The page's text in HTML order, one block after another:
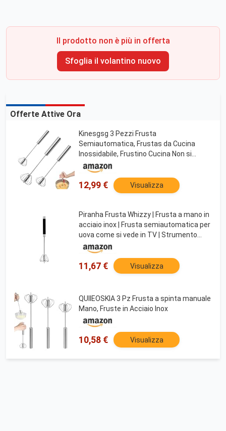
Il prodotto non è più in offerta
Sfoglia il volantino nuovo
Offerte Attive Ora
Kinesgsg 3 Pezzi Frusta
Semiautomatica, Frustas da Cucina
Inossidabile, Frustino Cucina Non si
Arrugginisce Facilmente, Semplice
Frusta per Uova, per Cuocere, Sbattere,
Frullare e Miscelare Latte
12,99 € Visualizza
Piranha Frusta Whizzy | Frusta a mano in
acciaio inox | Frusta semiautomatica per
uova come si vede in TV | Strumento
portatile per cuocere, mescolare e
montare | Gadget da cucina facile da
pulire per
11,67 € Visualizza
QUIIEOSKIA 3 Pz Frusta a spinta manuale
Mano, Fruste in Acciaio Inox
10,58 € Visualizza